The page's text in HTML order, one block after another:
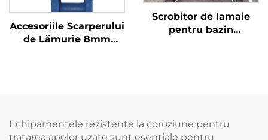
Accesoriile Scarperului
de Lămurie 8mm
Scrobitor de lamaie
pentru bazin
Echipamentele rezistente la coroziune pentru
tratarea apelor uzate sunt esențiale pentru